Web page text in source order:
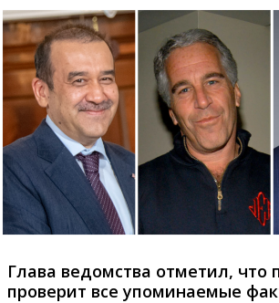
Глава ведомства отметил, что
проверит все упоминаемые